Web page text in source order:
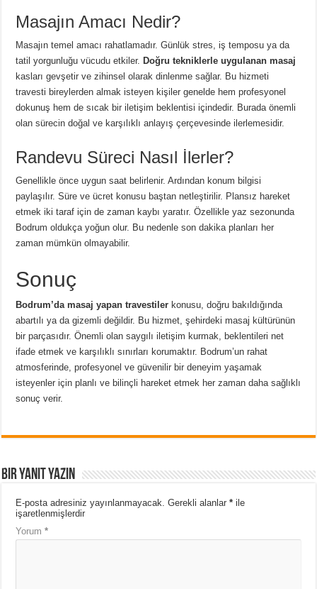
Masajın Amacı Nedir?
Masajın temel amacı rahatlamadır. Günlük stres, iş temposu ya da
tatil yorgunluğu vücudu etkiler. Doğru tekniklerle uygulanan masaj
kasları gevşetir ve zihinsel olarak dinlenme sağlar. Bu hizmeti
travesti bireylerden almak isteyen kişiler genelde hem profesyonel
dokunuş hem de sıcak bir iletişim beklentisi içindedir. Burada önemli
olan sürecin doğal ve karşılıklı anlayış çerçevesinde ilerlemesidir.
Randevu Süreci Nasıl İlerler?
Genellikle önce uygun saat belirlenir. Ardından konum bilgisi
paylaşılır. Süre ve ücret konusu baştan netleştirilir. Plansız hareket
etmek iki taraf için de zaman kaybı yaratır. Özellikle yaz sezonunda
Bodrum oldukça yoğun olur. Bu nedenle son dakika planları her
zaman mümkün olmayabilir.
Sonuç
Bodrum’da masaj yapan travestiler konusu, doğru bakıldığında
abartılı ya da gizemli değildir. Bu hizmet, şehirdeki masaj kültürünün
bir parçasıdır. Önemli olan saygılı iletişim kurmak, beklentileri net
ifade etmek ve karşılıklı sınırları korumaktır. Bodrum’un rahat
atmosferinde, profesyonel ve güvenilir bir deneyim yaşamak
isteyenler için planlı ve bilinçli hareket etmek her zaman daha sağlıklı
sonuç verir.
Bir yanıt yazın
E-posta adresiniz yayınlanmayacak. Gerekli alanlar* ile
işaretlenmişlerdir
Yorum*